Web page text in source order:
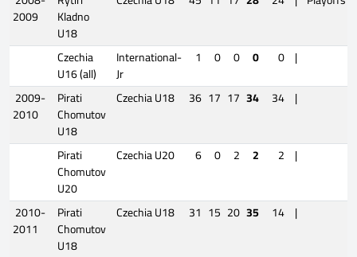
2009
Kladno
U18
Czechia
U16 (all)
International-
Jr
1 0 0 0 0 |
2009-
2010
Pirati
Chomutov
U18
Czechia U18 36 17 17 34 34 |
Pirati
Chomutov
U20
Czechia U20 6 0 2 2 2 |
2010-
2011
Pirati
Chomutov
U18
Czechia U18 31 15 20 35 14 |